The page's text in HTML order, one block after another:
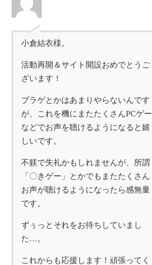
小倉結衣様。
活動再開＆サイト開設おめでとうご
ざいます！
ブラゲとかはあまりやらないんです
が、これを機にまたたくさんPCゲー
などでお声を聴けるようになると嬉
しいです。
不躾で失礼かもしれませんが、所謂
「〇きゲー」とかでもまたたくさん
お声が聴けるようになったら感無量
です。
ずぅっとそれをお待ちしていまし
た…。
これからも応援します！頑張ってく